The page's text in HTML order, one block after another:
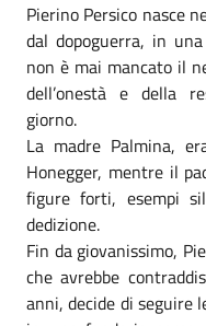
Pierino Persico nasce
dal dopoguerra, in
non è mai mancato il
dell’onestà e della
giorno.
La madre Palmina,
Honegger, mentre il
figure forti, esempi
dedizione.
Fin da giovanissimo,
che avrebbe
anni, decide di seguire